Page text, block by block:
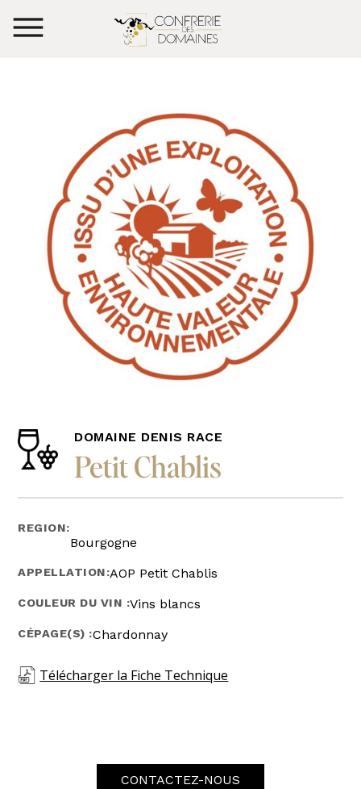
DOMAINE DENIS RACE
Petit Chablis
REGION:
Bourgogne
APPELLATION:AOP Petit Chablis
COULEUR DU VIN :Vins blancs
CÉPAGE(S) :Chardonnay
Télécharger la Fiche Technique
CONTACTEZ-NOUS